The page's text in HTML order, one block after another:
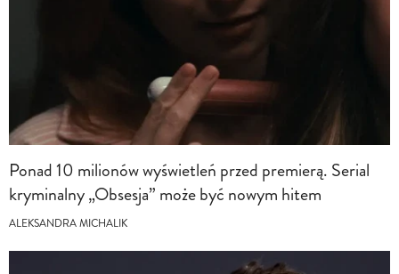
Ponad 10 milionów wyświetleń przed premierą. Serial
kryminalny „Obsesja” może być nowym hitem
ALEKSANDRA MICHALIK